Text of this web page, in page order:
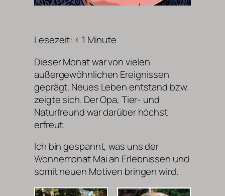
Lesezeit: < 1 Minute
Dieser Monat war von vielen
außergewöhnlichen Ereignissen
geprägt. Neues Leben entstand bzw.
zeigte sich. Der Opa, Tier- und
Naturfreund war darüber höchst
erfreut.
Ich bin gespannt, was uns der
Wonnemonat Mai an Erlebnissen und
somit neuen Motiven bringen wird.